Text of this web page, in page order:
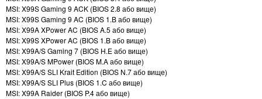
MSI: X99S Gaming 9 ACK (BIOS 2.8 або вище)
MSI: X99S Gaming 9 AC (BIOS 1.B або вище)
MSI: X99A XPower AC (BIOS A.5 або вище)
MSI: X99S XPower AC (BIOS 1.B або вище)
MSI: X99A/S Gaming 7 (BIOS H.E або вище)
MSI: X99A/S MPower (BIOS M.A або вище)
MSI: X99A/S SLI Krait Edition (BIOS N.7 або вище)
MSI: X99A/S SLI Plus (BIOS 1.C або вище)
MSI: X99A Raider (BIOS P.4 або вище)